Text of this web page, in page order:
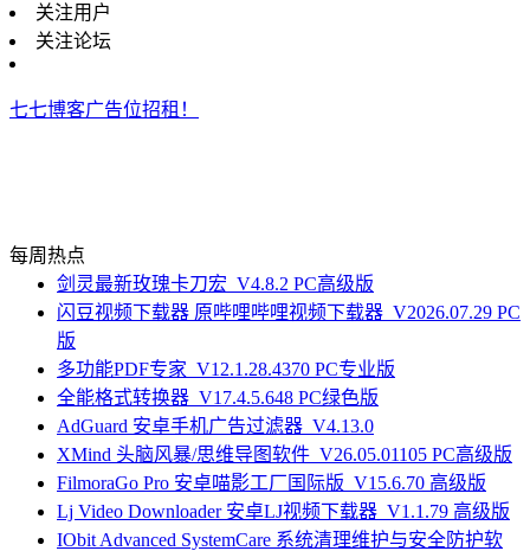
关注用户
关注论坛
七七博客广告位招租！
每周热点
剑灵最新玫瑰卡刀宏_V4.8.2 PC高级版
闪豆视频下载器 原哔哩哔哩视频下载器_V2026.07.29 PC
版
多功能PDF专家_V12.1.28.4370 PC专业版
全能格式转换器_V17.4.5.648 PC绿色版
AdGuard 安卓手机广告过滤器_V4.13.0
XMind 头脑风暴/思维导图软件_V26.05.01105 PC高级版
FilmoraGo Pro 安卓喵影工厂国际版_V15.6.70 高级版
Lj Video Downloader 安卓LJ视频下载器_V1.1.79 高级版
IObit Advanced SystemCare 系统清理维护与安全防护软